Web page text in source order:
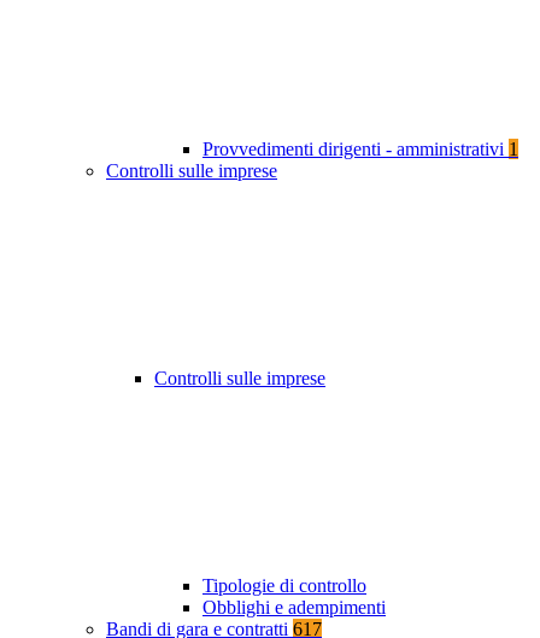
Provvedimenti dirigenti - amministrativi 1
Controlli sulle imprese
Controlli sulle imprese
Tipologie di controllo
Obblighi e adempimenti
Bandi di gara e contratti 617